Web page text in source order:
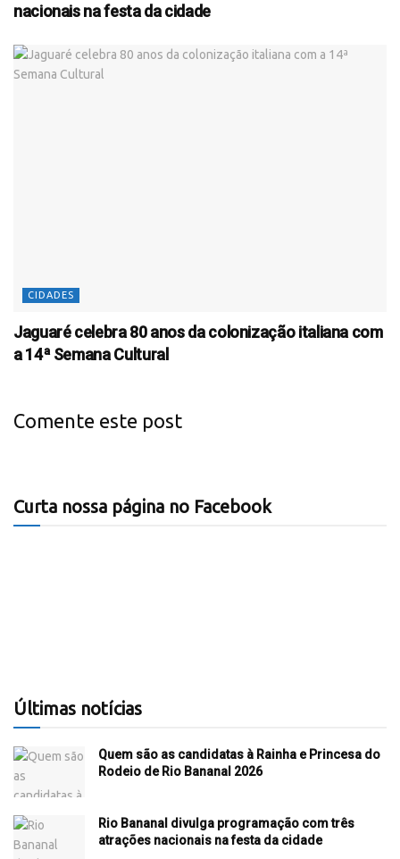
nacionais na festa da cidade
CIDADES
Jaguaré celebra 80 anos da colonização italiana com
a 14ª Semana Cultural
Comente este post
Curta nossa página no Facebook
Últimas notícias
Quem são as candidatas à Rainha e Princesa do
Rodeio de Rio Bananal 2026
Rio Bananal divulga programação com três
atrações nacionais na festa da cidade